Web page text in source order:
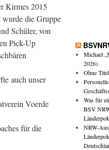
Kirmes 2015
die Gruppe
Schüler, von
Pick-Up
auch unser
Voerde
für die
Michael
2026)
Ohne Titel
Was für
BSV
NRW-